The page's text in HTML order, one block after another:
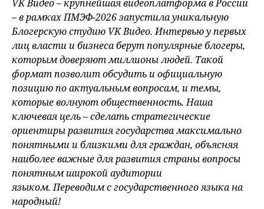
VK Видео – крупнейшая видеоплатформа в России
–врамках ПМЭФ-2026запустилауникальную
Блогерскую студию VKВидео.Интервью у первых
лиц власти и бизнесаберутпопулярные блогеры,
которым доверяют миллионы людей. Такой
формат позволит обсудить и официальную
позицию по актуальным вопросам, и темы,
которые волнуют общественность. Наша
ключевая цель – сделать стратегические
ориентиры развития государства максимально
понятными и близкими для граждан, объясняя
наиболее важные для развития страны вопросы
понятным широкой аудитории
языком. Переводим с государственного языка на
народный!